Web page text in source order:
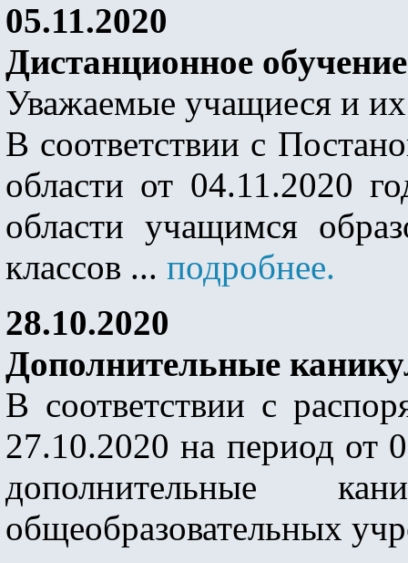
05.11.2020
Дистанционное обучение
Уважаемые учащиеся и
В соответствии с
области от 04.11.2020
области учащимся
классов ... подробнее.
28.10.2020
Дополнительные
В соответствии с
27.10.2020 на период от
дополнительные
общеобразовательных